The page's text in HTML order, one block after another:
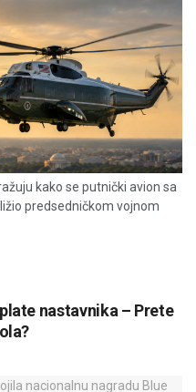
kako se putnički avion sa
predsedničkom vojnom
nastavnika – Prete